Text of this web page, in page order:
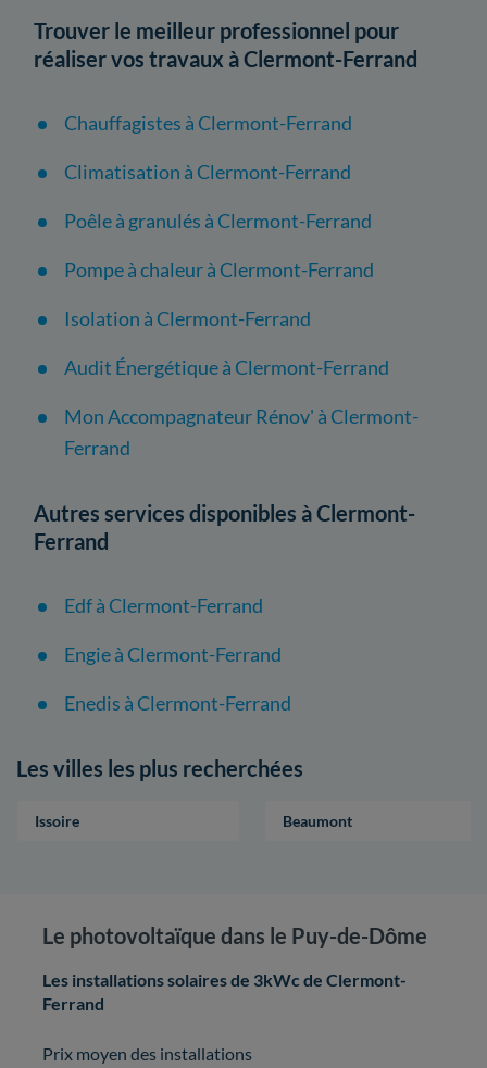
Trouver le meilleur professionnel pour
réaliser vos travaux à Clermont-Ferrand
Chauffagistes à Clermont-Ferrand
Climatisation à Clermont-Ferrand
Poêle à granulés à Clermont-Ferrand
Pompe à chaleur à Clermont-Ferrand
Isolation à Clermont-Ferrand
Audit Énergétique à Clermont-Ferrand
Mon Accompagnateur Rénov' à Clermont-
Ferrand
Autres services disponibles à Clermont-
Ferrand
Edf à Clermont-Ferrand
Engie à Clermont-Ferrand
Enedis à Clermont-Ferrand
Les villes les plus recherchées
Issoire Beaumont
Le photovoltaïque dans le Puy-de-Dôme
Les installations solaires de 3kWc de Clermont-
Ferrand
Prix moyen des installations